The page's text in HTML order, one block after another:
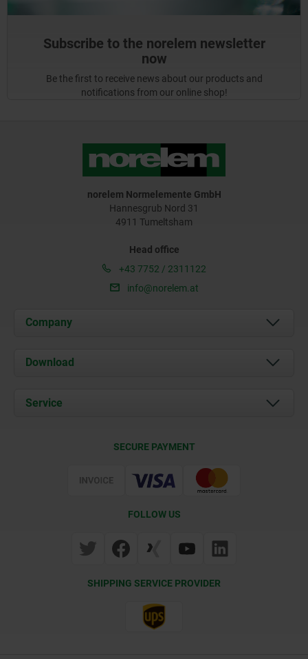
Subscribe to the norelem newsletter
now
Be the first to receive news about our products and
notifications from our online shop!
norelem Normelemente GmbH
Hannesgrub Nord 31
4911 Tumeltsham
Head office
+43 7752 / 2311122
info@norelem.at
Company
About us
Contact
Download
Service
SECURE PAYMENT
FOLLOW US
SHIPPING SERVICE PROVIDER